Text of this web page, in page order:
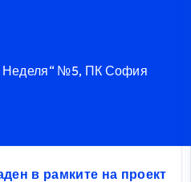
Неделя“ №5, ПК София
в рамките на проект